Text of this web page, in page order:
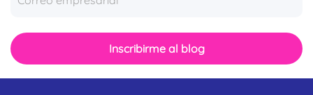
Inscribirme al blog